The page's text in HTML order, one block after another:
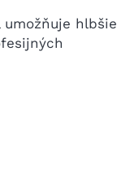
hlbšie